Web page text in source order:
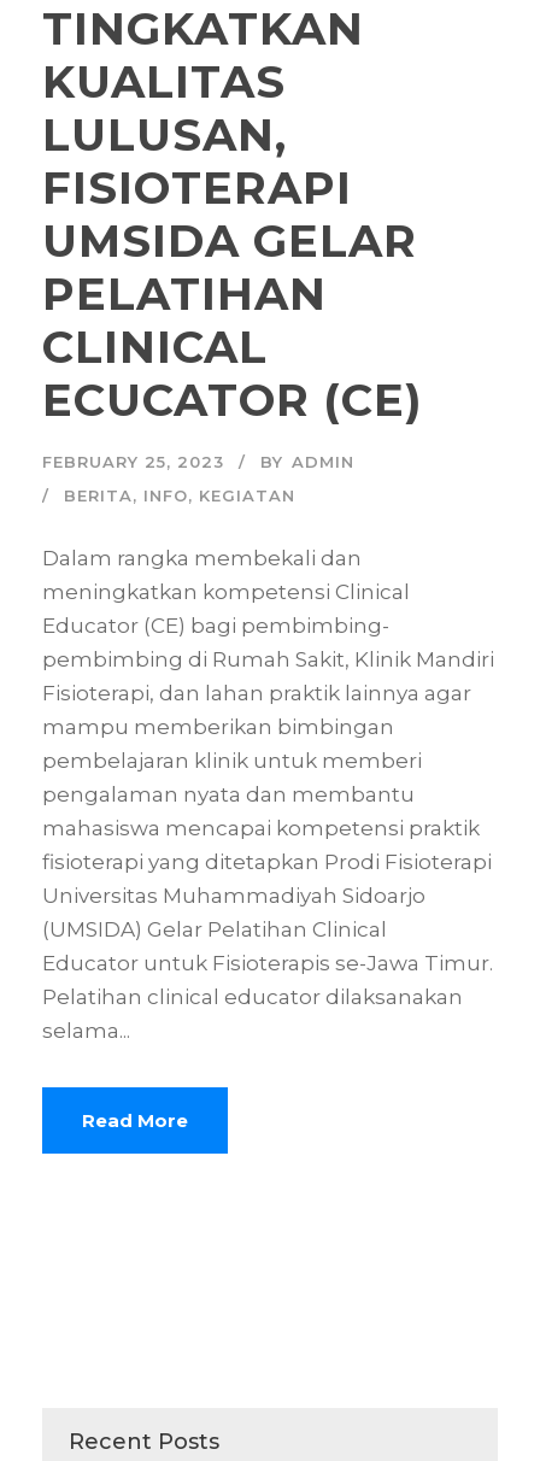
TINGKATKAN
KUALITAS
LULUSAN,
FISIOTERAPI
UMSIDA GELAR
PELATIHAN
CLINICAL
ECUCATOR (CE)
FEBRUARY 25, 2023 BY ADMIN
BERITA, INFO, KEGIATAN
Dalam rangka membekali dan
meningkatkan kompetensi Clinical
Educator (CE) bagi pembimbing-
pembimbing di Rumah Sakit, Klinik Mandiri
Fisioterapi, dan lahan praktik lainnya agar
mampu memberikan bimbingan
pembelajaran klinik untuk memberi
pengalaman nyata dan membantu
mahasiswa mencapai kompetensi praktik
fisioterapi yang ditetapkan Prodi Fisioterapi
Universitas Muhammadiyah Sidoarjo
(UMSIDA) Gelar Pelatihan Clinical
Educator untuk Fisioterapis se-Jawa Timur.
Pelatihan clinical educator dilaksanakan
selama...
Read More
Recent Posts